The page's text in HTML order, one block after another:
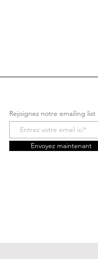
Rejoignez notre emailing list
Envoyez maintenant